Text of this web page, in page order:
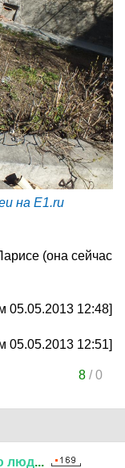
на E1.ru
(она сейчас
05.05.2013 12:48]
05.05.2013 12:51]
8/0
люд...